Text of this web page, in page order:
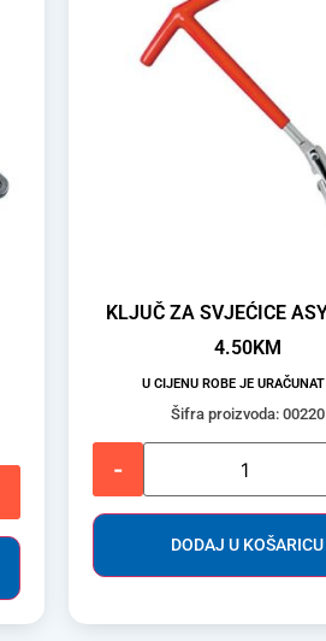
KLJUČ ZA SVJEĆICE
4.50KM
U CIJENU ROBE JE
Šifra proizvoda: 00220
-
DODAJ U KOŠARICU